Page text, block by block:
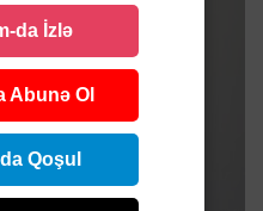
da İzlə
Abunə Ol
Qoşul